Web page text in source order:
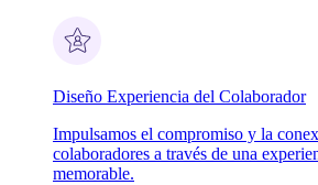
Diseño Experiencia del Colaborador
Impulsamos el compromiso y la
colaboradores a través de una
memorable.